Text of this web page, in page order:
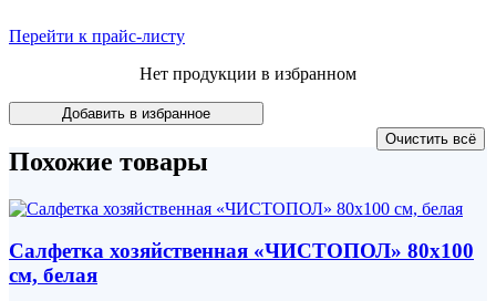
Перейти к прайс-листу
Нет продукции в избранном
Похожие товары
Салфетка хозяйственная «ЧИСТОПОЛ» 80x100
см, белая